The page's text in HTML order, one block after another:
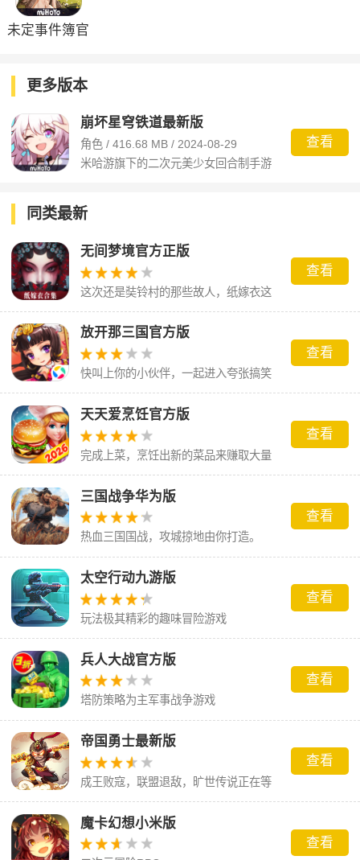
未定事件簿官
更多版本
崩坏星穹铁道最新版
角色 / 416.68 MB / 2024-08-29
米哈游旗下的二次元美少女回合制手游
查看
同类最新
无间梦境官方正版
这次还是奘铃村的那些故人，纸嫁衣这
场梦到底会怎么样呢。
查看
放开那三国官方版
快叫上你的小伙伴，一起进入夸张搞笑
的三国世界吧！
查看
天天爱烹饪官方版
完成上菜，烹饪出新的菜品来赚取大量
的金币
查看
三国战争华为版
热血三国国战，攻城掠地由你打造。
查看
太空行动九游版
玩法极其精彩的趣味冒险游戏
查看
兵人大战官方版
塔防策略为主军事战争游戏
查看
帝国勇士最新版
成王败寇，联盟退敌，旷世传说正在等
你来书写
查看
魔卡幻想小米版
查看